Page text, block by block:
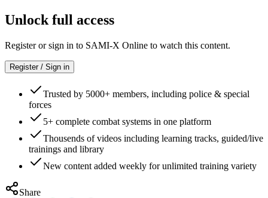
Unlock full access
Register or sign in to SAMI-X Online to watch this content.
Register / Sign in
Trusted by 5000+ members, including police & special
forces
5+ complete combat systems in one platform
Thousends of videos including learning tracks, guided/live
trainings and library
New content added weekly for unlimited training variety
Share